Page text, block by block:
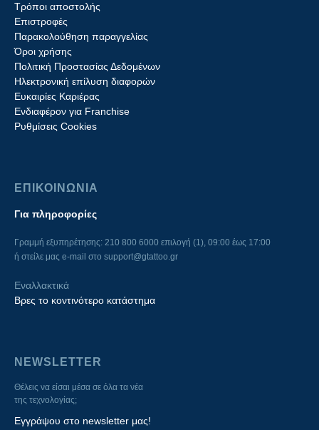
Τρόποι αποστολής
Επιστροφές
Παρακολούθηση παραγγελίας
Όροι χρήσης
Πολιτική Προστασίας Δεδομένων
Ηλεκτρονική επίλυση διαφορών
Ευκαιρίες Καριέρας
Ενδιαφέρον για Franchise
Ρυθμίσεις Cookies
ΕΠΙΚΟΙΝΩΝΙΑ
Για πληροφορίες
Γραμμή εξυπηρέτησης: 210 800 6000 επιλογή (1), 09:00 έως 17:00
ή στείλε μας e-mail στο support@gtattoo.gr
Εναλλακτικά
Βρες το κοντινότερο κατάστημα
NEWSLETTER
Θέλεις να είσαι μέσα σε όλα τα νέα
της τεχνολογίας;
Εγγράψου στο newsletter μας!